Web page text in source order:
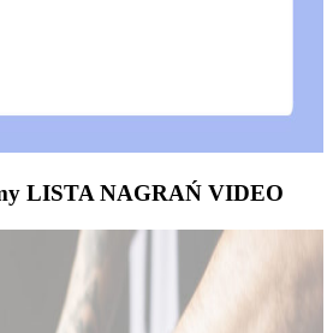
LISTA NAGRAŃ VIDEO